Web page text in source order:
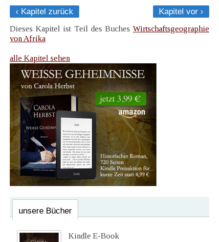
‹ Kapitel zurück
Kapitel vor ›
Dieses Kapitel ist Teil des Buches Wirtschaftsgeographie
von Afrika
alle Kapitel sehen
unsere Bücher
Kindle E-Book